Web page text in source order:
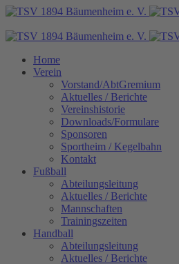
Home
Verein
Vorstand/AbtGremium
Aktuelles / Berichte
Vereinshistorie
Downloads/Formulare
Sponsoren
Sportheim / Kegelbahn
Kontakt
Fußball
Abteilungsleitung
Aktuelles / Berichte
Mannschaften
Trainingszeiten
Handball
Abteilungsleitung
Aktuelles / Berichte